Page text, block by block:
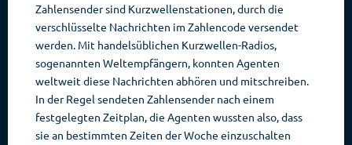
Zahlensender sind Kurzwellenstationen, durch die
verschlüsselte Nachrichten im Zahlencode versendet
werden. Mit handelsüblichen Kurzwellen-Radios,
sogenannten Weltempfängern, konnten Agenten
weltweit diese Nachrichten abhören und mitschreiben.
In der Regel sendeten Zahlensender nach einem
festgelegten Zeitplan, die Agenten wussten also, dass
sie an bestimmten Zeiten der Woche einzuschalten